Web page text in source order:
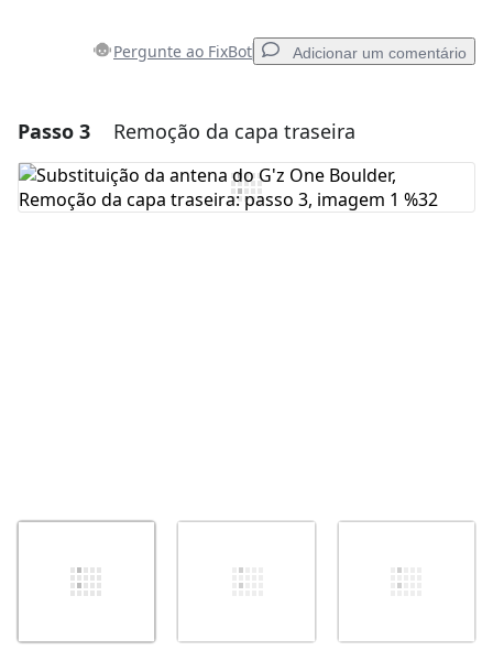
Pergunte ao FixBot Adicionar um comentário
Adicionar um comentário
Comentar
Passo 3 Remoção da capa traseira